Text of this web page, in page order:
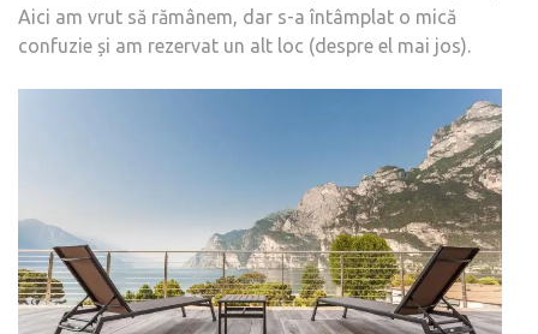
Aici am vrut să rămânem, dar s-a întâmplat o mică
confuzie și am rezervat un alt loc (despre el mai jos).